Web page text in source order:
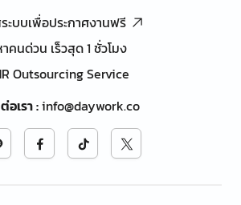
ระบบเพื่อประกาศงานฟรี
คนด่วน เร็วสุด 1 ชั่วโมง
Outsourcing Service
อเรา:info@daywork.co